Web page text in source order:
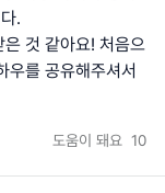
.
것 같아요! 처음으
우를 공유해주셔서
도움이 돼요 10